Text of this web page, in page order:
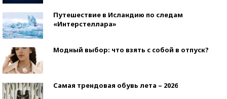
Путешествие в Исландию по следам
«Интерстеллара»
Модный выбор: что взять с собой в отпуск?
Самая трендовая обувь лета – 2026